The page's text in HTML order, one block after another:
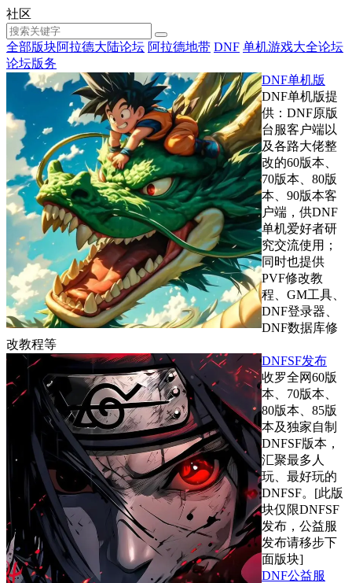
社区
全部版块阿拉德大陆论坛 阿拉德地带 DNF 单机游戏大全论坛
论坛版务
DNF单机版
DNF单机版提
供：DNF原版
台服客户端以
及各路大佬整
改的60版本、
70版本、80版
本、90版本客
户端，供DNF
单机爱好者研
究交流使用；
同时也提供
PVF修改教
程、GM工具、
DNF登录器、
DNF数据库修
改教程等
DNFSF发布
收罗全网60版
本、70版本、
80版本、85版
本及独家自制
DNFSF版本，
汇聚最多人
玩、最好玩的
DNFSF。[此版
块仅限DNFSF
发布，公益服
发布请移步下
面版块]
DNF公益服